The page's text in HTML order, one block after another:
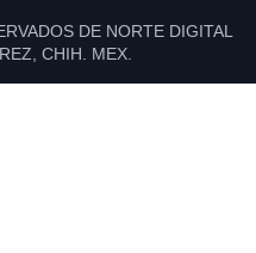
DE NORTE DIGITAL
CHIH. MEX.